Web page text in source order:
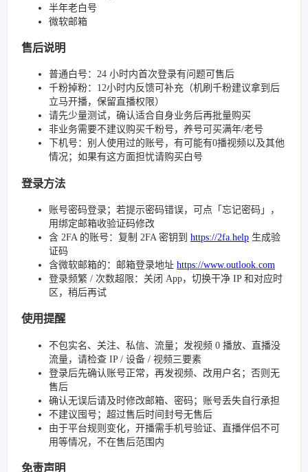
半年老白号
微软邮箱
售后说明
普通白号：24 小时内首次登录有问题可售后
千粉掉粉：12小时内反馈可补充（机刷千粉建议拿到后
立马开播，保留直播权限）
请先少量测试，确认适合自身业务后再批量购买
非业务需要不建议购买千粉号，养号可买满年/老号
下机号：别人使用过的账号，有可能有0播视频以及其他
情况；如果有这方面担忧请购买白号
登录方法
账号密码登录；若提示密码错误，可点「忘记密码」，
用绑定邮箱收验证码修改
含 2FA 的账号：复制 2FA 密钥到 https://2fa.help 生成验
证码
含微软邮箱的：邮箱登录地址 https://www.outlook.com
登录频繁 / 次数超限：关闭 App，切换干净 IP 和对应时
区，稍后再试
使用提醒
不包实名、关注、私信、流量；发视频 0 播放、直播没
流量，请检查 IP / 设备 / 视频三要素
登录后先确认账号正常，再发视频、改用户名；否则无
售后
确认无误后请及时修改邮箱、密码；账号丢失自行承担
不建议囤号；超过售后时间封号无售后
由于平台规则变化，开播需手机号验证、直播伴侣不可
用等情况，不在售后范围内
免责声明